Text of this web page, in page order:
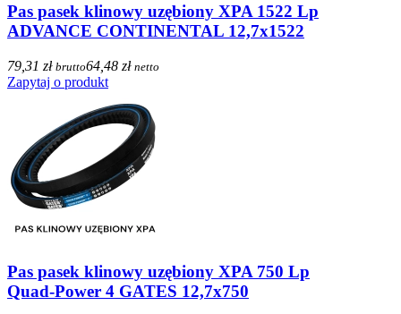
Pas pasek klinowy uzębiony XPA 1522 Lp
ADVANCE CONTINENTAL 12,7x1522
79,31 zł brutto64,48 zł netto
Zapytaj o produkt
Pas pasek klinowy uzębiony XPA 750 Lp
Quad-Power 4 GATES 12,7x750